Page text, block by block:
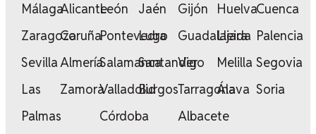
Málaga
Zaragoza
Sevilla
Las
Palmas
Alicante
Coruña
Almería
Zamora
León
Pontevedra
Salamanca
Valladolid
Córdoba
Jaén
Lugo
Santander
Burgos
Gijón
Guadalajara
Vigo
Tarragona
Albacete
Huelva
Lleida
Melilla
Álava
Cuenca
Palencia
Segovia
Soria